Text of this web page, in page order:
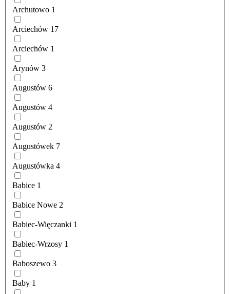
Archutowo 1
Arciechów 17
Arciechów 1
Arynów 3
Augustów 6
Augustów 4
Augustów 2
Augustówek 7
Augustówka 4
Babice 1
Babice Nowe 2
Babiec-Więczanki 1
Babiec-Wrzosy 1
Baboszewo 3
Baby 1